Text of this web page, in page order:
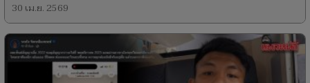
30 เม.ย. 2569